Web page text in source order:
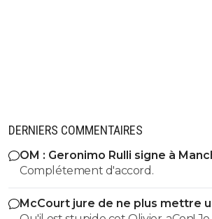
DERNIERS COMMENTAIRES
OM : Geronimo Rulli signe à
Complétement d'accord.
McCourt jure de ne plus mettre